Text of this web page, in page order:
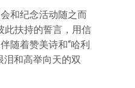
和纪念活动随之而
此扶持的誓言，用信
随着赞美诗和“哈利
泪和高举向天的双